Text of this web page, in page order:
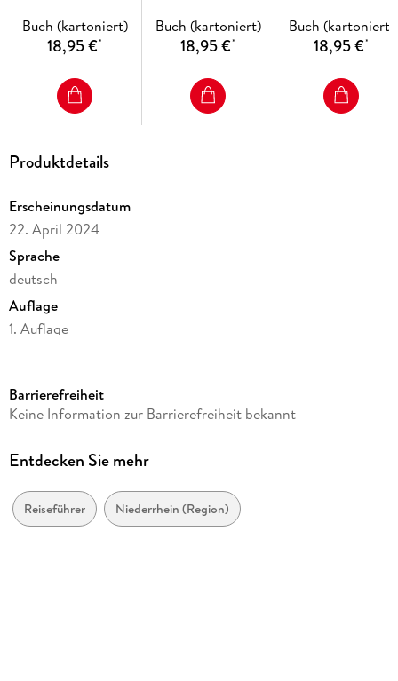
Buch (kartoniert)
18,95 €*
Buch (kartoniert)
18,95 €*
Buch (kartoniert)
18,95 €*
Produktdetails
Erscheinungsdatum
22. April 2024
Sprache
deutsch
Auflage
1. Auflage
Reihe
Autor/Autorin
Verlag/Hersteller
Klartext Verlag
Barrierefreiheit
Keine Information zur Barrierefreiheit bekannt
Entdecken Sie mehr
Reiseführer Niederrhein (Region)